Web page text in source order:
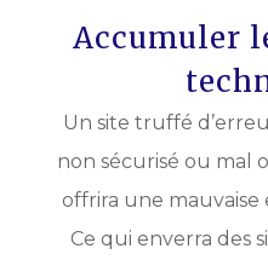
Accumuler
Un site truffé
non sécurisé ou mal
offrira une
Ce qui enverra des